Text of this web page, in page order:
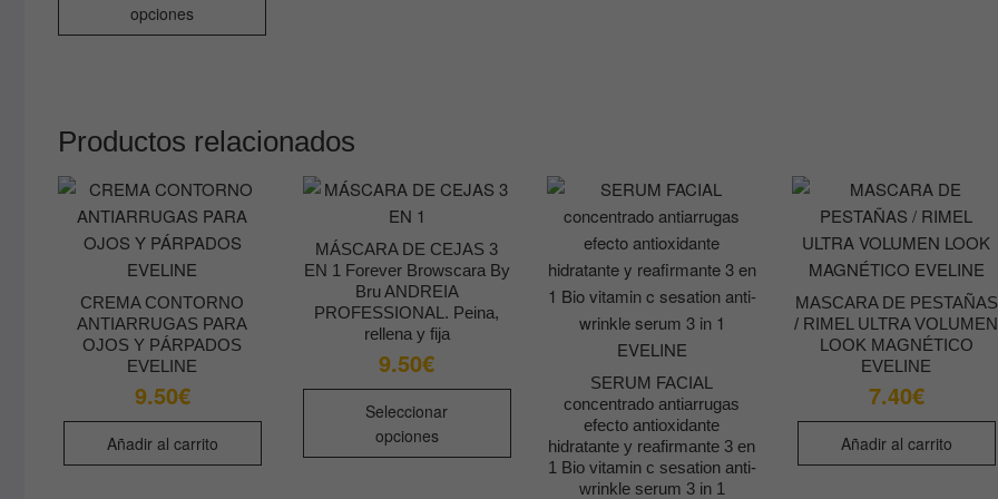
opciones
opciones
se
pueden
Productos relacionados
CREMA CONTORNO
ANTIARRUGAS PARA
OJOS Y PÁRPADOS
EVELINE
9.50€
Añadir al carrito
MÁSCARA DE CEJAS 3
EN 1 Forever Browscara By
Bru ANDREIA
PROFESSIONAL. Peina,
rellena y fija
9.50€
Seleccionar
opciones
Este
múltiples
SERUM FACIAL
concentrado antiarrugas
efecto antioxidante
hidratante y reafirmante 3 en
1 Bio vitamin c sesation anti-
wrinkle serum 3 in 1
MASCARA DE PESTAÑAS
/ RIMEL ULTRA VOLUMEN
LOOK MAGNÉTICO
EVELINE
7.40€
Añadir al carrito